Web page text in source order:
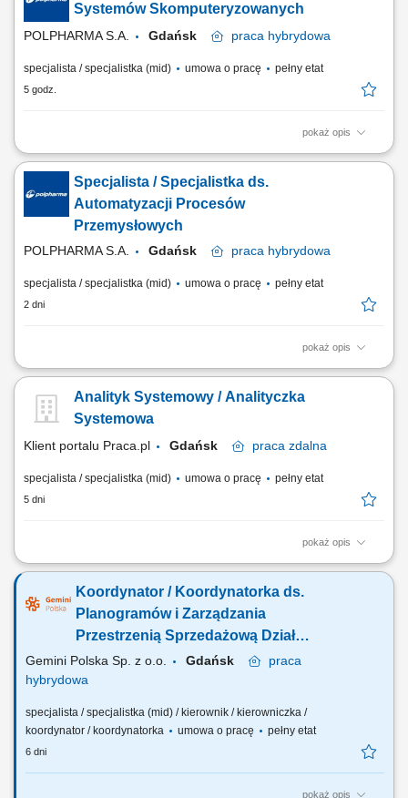
Systemów Skomputeryzowanych
POLPHARMA S.A. Gdańsk praca hybrydowa
specjalista / specjalistka (mid) umowa o pracę pełny etat
5 godz.
pokaż opis
Zakres obowiązków: Zapewnienie prawidłowego funkcjonowania
systemów informatycznych wspierających procesy produkcyjne.
Zarządzanie i rozwój obszaru Track&Trace, serializacji oraz agregacji
danych produkcyjnych. Analiza zgłoszeń i problemów użytkowników
oraz współpraca przy ich...
Specjalista / Specjalistka ds.
Automatyzacji Procesów
Przemysłowych
POLPHARMA S.A. Gdańsk praca hybrydowa
specjalista / specjalistka (mid) umowa o pracę pełny etat
2 dni
pokaż opis
Zakres obowiązków: Nadzór nad systemami serializacji i agregacji
utrzymanie systemu Track&Trace na poziomie wsparcia L2 i L3.
Monitorowanie poprawności wymiany danych serializacyjnych
Analityk Systemowy / Analityczka
Systemowa
Klient portalu Praca.pl Gdańsk praca zdalna
specjalista / specjalistka (mid) umowa o pracę pełny etat
5 dni
pokaż opis
analiza systemowa i projektowa zmian w rozwijanych systemach IT,
działaniem aplikacji, przygotowywanie i aktualizacja dokumentacji
wymagań systemowych oraz dokumentacji projektowej, weryfikacja
zgodności tworzonych rozwiązań z...
Koordynator / Koordynatorka ds.
Planogramów i Zarządzania
Przestrzenią Sprzedażową Dział
Ekspozycji Produktowej Aptek
Gemini Polska Sp. z o.o. Gdańsk
praca
hybrydowa
specjalista / specjalistka (mid) / kierownik / kierowniczka /
koordynator / koordynatorka
umowa o pracę pełny etat
6 dni
pokaż opis